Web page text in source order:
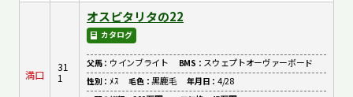
満口
31
1
オスピタリタの22
カタログ
父馬： ウインブライト BMS： スウェプトオーヴァーボード
性別：ﾒｽ 毛色：黒鹿毛 年月日：4/28